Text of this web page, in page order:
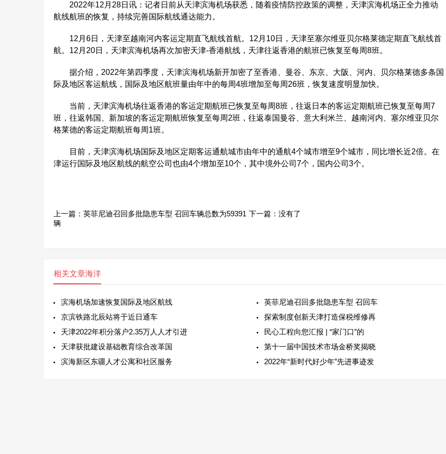
2022年12月28日讯：记者日前从天津滨海机场获悉，随着疫情防控政策的调整，天津滨海机场正全力推动
航线航班的恢复，持续完善国际航线通达能力。
12月6日，天津至越南河内客运定期直飞航线首航。12月10日，天津至塞尔维亚贝尔格莱德定期直飞航线首
航。12月20日，天津滨海机场再次加密天津-香港航线，天津往返香港的航班已恢复至每周8班。
据介绍，2022年第四季度，天津滨海机场新开加密了至香港、曼谷、东京、大阪、河内、贝尔格莱德多条国
际及地区客运航线，国际及地区航班量由年中的每周4班增加至每周26班，恢复速度明显加快。
当前，天津滨海机场往返香港的客运定期航班已恢复至每周8班，往返日本的客运定期航班已恢复至每周7
班，往返韩国、新加坡的客运定期航班恢复至每周2班，往返泰国曼谷、意大利米兰、越南河内、塞尔维亚贝尔
格莱德的客运定期航班每周1班。
目前，天津滨海机场国际及地区定期客运通航城市由年中的通航4个城市增至9个城市，同比增长近2倍。在
津运行国际及地区航线的航空公司也由4个增加至10个，其中境外公司7个，国内公司3个。
上一篇： 英菲尼迪召回多批隐患车型 召回车辆总数为59391
辆
下一篇：没有了
相关文章海洋
滨海机场加速恢复国际及地区航线
英菲尼迪召回多批隐患车型 召回车
京滨铁路北辰站将于近日通车
探索制度创新天津打造保税维修再
天津2022年积分落户2.35万人人才引进
民心工程向您汇报 | “家门口”的
天津获批建设基础教育综合改革国
第十一届中国技术市场金桥奖揭晓
滨海新区东疆人才公寓和社区服务
2022年“新时代好少年”先进事迹发